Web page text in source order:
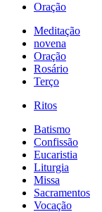
Oração
Meditação
novena
Oração
Rosário
Terço
Ritos
Batismo
Confissão
Eucaristia
Liturgia
Missa
Sacramentos
Vocação